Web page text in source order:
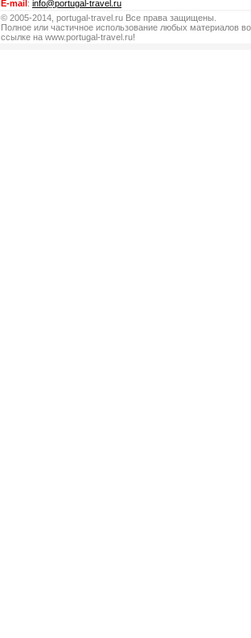
E-mail: info@portugal-travel.ru
© 2005-2014, portugal-travel.ru Все права защищены.
Полное или частичное использование любых материалов
ссылке на www.portugal-travel.ru!